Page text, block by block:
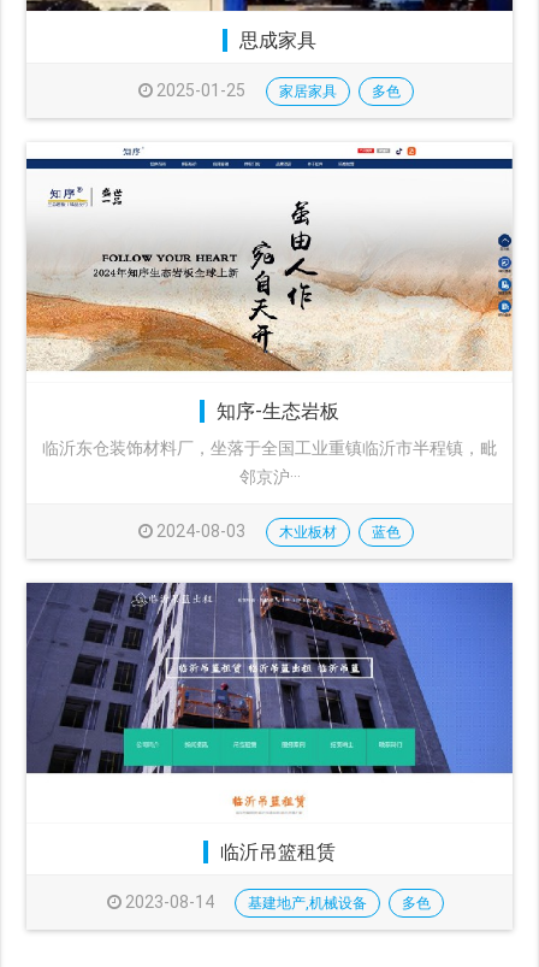
思成家具
2025-01-25 家居家具 多色
知序-生态岩板
临沂东仓装饰材料厂，坐落于全国工业重镇临沂市半程镇，毗
邻京沪···
2024-08-03 木业板材 蓝色
临沂吊篮租赁
2023-08-14 基建地产,机械设备 多色